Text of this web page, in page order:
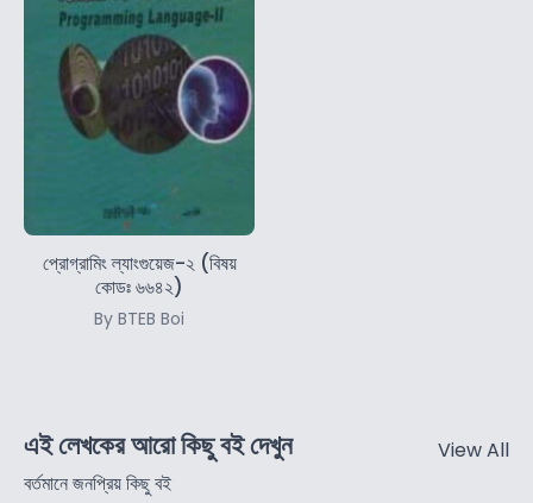
প্রোগ্রামিং ল্যাংগুয়েজ-২ (বিষয়
কোডঃ ৬৬৪২)
By BTEB Boi
এই লেখকের আরো কিছু বই দেখুন
বর্তমানে জনপ্রিয় কিছু বই
View All